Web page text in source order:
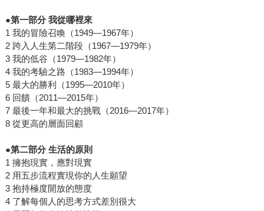
●第一部分 我從哪裡來
1 我的冒險召喚（1949—1967年）
2 跨入人生第二階段（1967—1979年）
3 我的低谷（1979—1982年）
4 我的考驗之路（1983—1994年）
5 最大的勝利（1995—2010年）
6 回饋（2011—2015年）
7 最後一年和最大的挑戰（2016—2017年）
8 從更高的層面回顧
●第二部分 生活的原則
1 擁抱現實，應對現實
2 用五步流程實現你的人生願望
3 抱持極度開放的態度
4 了解每個人的思考方式差別很大